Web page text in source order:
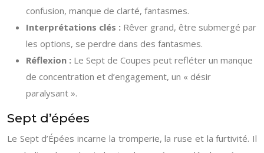
confusion, manque de clarté, fantasmes.
Interprétations clés : Rêver grand, être submergé par
les options, se perdre dans des fantasmes.
Réflexion : Le Sept de Coupes peut refléter un manque
de concentration et d’engagement, un « désir
paralysant ».
Sept d’épées
Le Sept d’Épées incarne la tromperie, la ruse et la furtivité. Il